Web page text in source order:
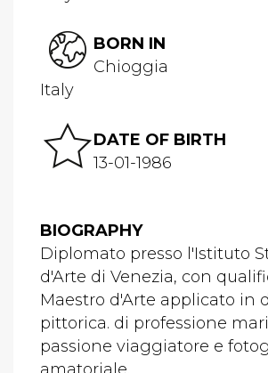
BORN IN
Chioggia
Italy
DATE OF BIRTH
13-01-1986
BIOGRAPHY
Diplomato presso l'Istituto
d'Arte di Venezia, con
Maestro d'Arte applicato in
pittorica. di professione
passione viaggiatore e